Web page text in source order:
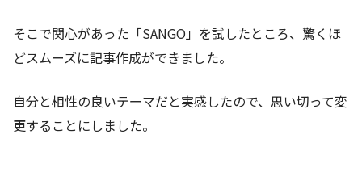
そこで関心があった「SANGO」を試したところ、驚くほ
どスムーズに記事作成ができました。
自分と相性の良いテーマだと実感したので、思い切って変
更することにしました。